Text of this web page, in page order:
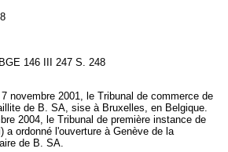
BGE 146 III 247 S. 248
novembre 2001, le Tribunal de commerce de
de B. SA, sise à Bruxelles, en Belgique.
2004, le Tribunal de première instance de
a ordonné l'ouverture à Genève de la
de B. SA.